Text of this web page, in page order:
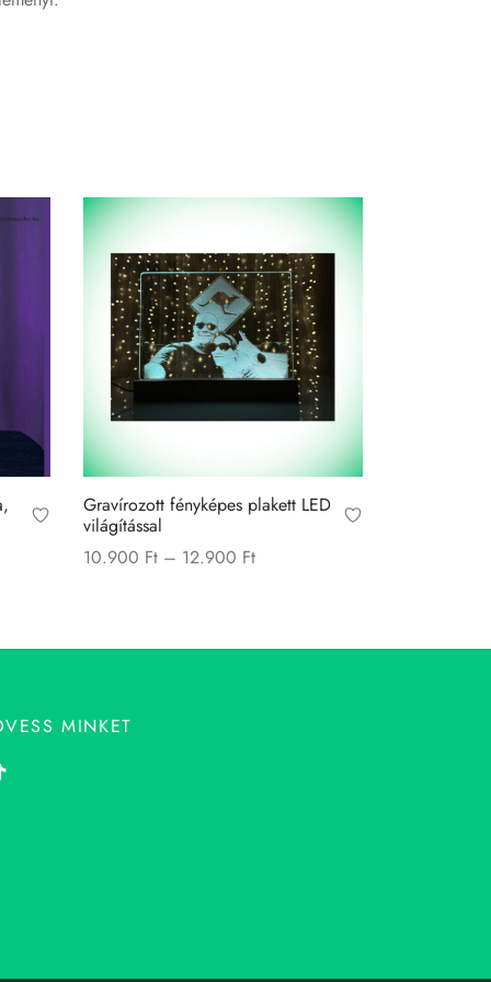
Gravírozott fényképes plakett LED
világítással
10.900 Ft – 12.900 FtPrice
terméknek
MINKET